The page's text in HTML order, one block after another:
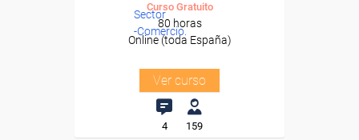
Sector
-Comercio.
Curso Gratuito
80 horas
Online (toda España)
Ver curso
4 159